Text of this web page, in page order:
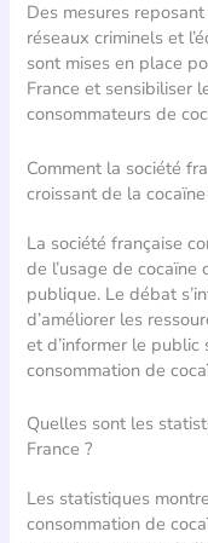
Des mesures
réseaux criminels et
sont mises en place
France et sensibiliser
consommateurs de
Comment la société
croissant de la cocaïne
La société française
de l’usage de
publique. Le débat
d’améliorer les
et d’informer le public
consommation de
Quelles sont les
France ?
Les statistiques
consommation de